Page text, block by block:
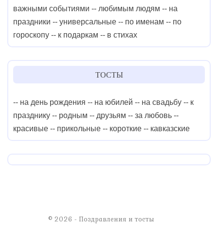
важными событиями -- любимым людям -- на
праздники -- универсальные -- по именам -- по
гороскопу -- к подаркам -- в стихах
ТОСТЫ
-- на день рождения -- на юбилей -- на свадьбу -- к
празднику -- родным -- друзьям -- за любовь --
красивые -- прикольные -- короткие -- кавказские
© 2026 - Поздравления и тосты